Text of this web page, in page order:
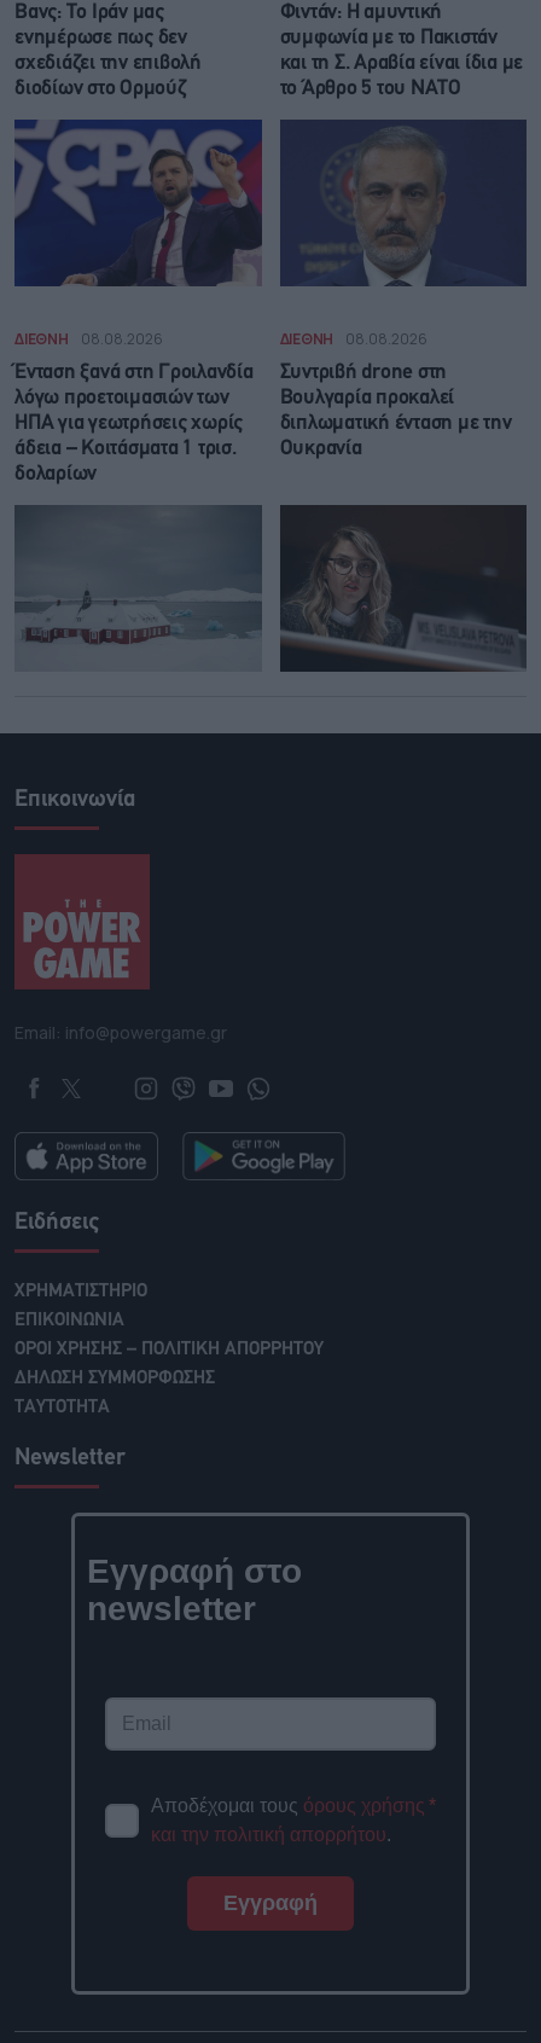
Βανς: Το Ιράν μας
ενημέρωσε πως δεν
σχεδιάζει την επιβολή
διοδίων στο Ορμούζ
Φιντάν: Η αμυντική
συμφωνία με το Πακιστάν
και τη Σ. Αραβία είναι ίδια με
τo Άρθρο 5 του ΝΑΤΟ
ΔΙΕΘΝΗ 08.08.2026
Ένταση ξανά στη Γροιλανδία
λόγω προετοιμασιών των
ΗΠΑ για γεωτρήσεις χωρίς
άδεια – Κοιτάσματα 1 τρισ.
δολαρίων
ΔΙΕΘΝΗ 08.08.2026
Συντριβή drone στη
Βουλγαρία προκαλεί
διπλωματική ένταση με την
Ουκρανία
Επικοινωνία
Email: info@powergame.gr
Ειδήσεις
ΧΡΗΜΑΤΙΣΤΗΡΙΟ
ΕΠΙΚΟΙΝΩΝΙΑ
ΟΡΟΙ ΧΡΗΣΗΣ – ΠΟΛΙΤΙΚΗ ΑΠΟΡΡΗΤΟΥ
ΔΗΛΩΣΗ ΣΥΜΜΟΡΦΩΣΗΣ
ΤΑΥΤΟΤΗΤΑ
Newsletter
Εγγραφή στο
newsletter
Αποδέχομαι τους όρους χρήσης
και την πολιτική απορρήτου.
*
Εγγραφή